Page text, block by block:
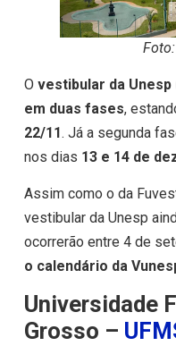
O vestibular da Unesp
em duas fases,
22/11. Já a segunda
nos dias 13 e 14 de
Assim como o da
vestibular da Unesp
ocorrerão entre 4 de
o calendário da
Universidade
Grosso –